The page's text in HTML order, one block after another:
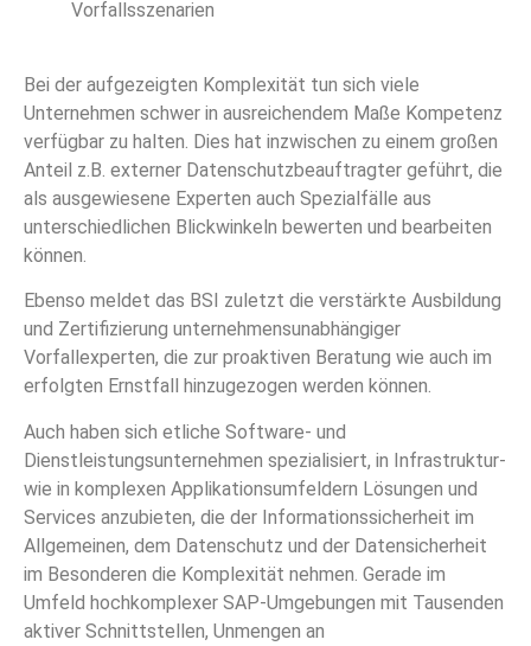
Vorfallsszenarien
Bei der aufgezeigten Komplexität tun sich viele
Unternehmen schwer in ausreichendem Maße Kompetenz
verfügbar zu halten. Dies hat inzwischen zu einem großen
Anteil z.B. externer Datenschutzbeauftragter geführt, die
als ausgewiesene Experten auch Spezialfälle aus
unterschiedlichen Blickwinkeln bewerten und bearbeiten
können.
Ebenso meldet das BSI zuletzt die verstärkte Ausbildung
und Zertifizierung unternehmensunabhängiger
Vorfallexperten, die zur proaktiven Beratung wie auch im
erfolgten Ernstfall hinzugezogen werden können.
Auch haben sich etliche Software- und
Dienstleistungsunternehmen spezialisiert, in Infrastruktur-
wie in komplexen Applikationsumfeldern Lösungen und
Services anzubieten, die der Informationssicherheit im
Allgemeinen, dem Datenschutz und der Datensicherheit
im Besonderen die Komplexität nehmen. Gerade im
Umfeld hochkomplexer SAP-Umgebungen mit Tausenden
aktiver Schnittstellen, Unmengen an